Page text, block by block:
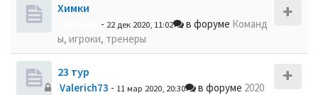
Химки
- 22 дек 2020, 11:02 в форуме Команд
ы, игроки, тренеры
23 тур
Valerich73 - 11 мар 2020, 20:30 в форуме 2020